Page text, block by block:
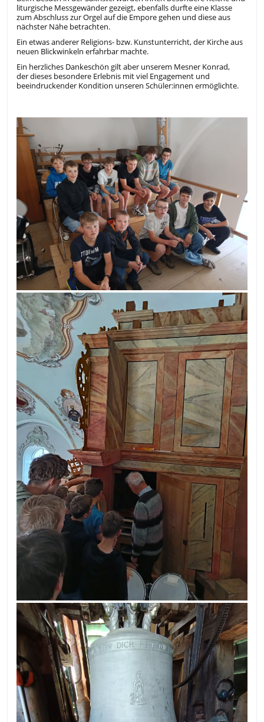
liturgische Messgewänder gezeigt, ebenfalls durfte eine Klasse
zum Abschluss zur Orgel auf die Empore gehen und diese aus
nächster Nähe betrachten.
Ein etwas anderer Religions- bzw. Kunstunterricht, der Kirche aus
neuen Blickwinkeln erfahrbar machte.
Ein herzliches Dankeschön gilt aber unserem Mesner Konrad,
der dieses besondere Erlebnis mit viel Engagement und
beeindruckender Kondition unseren Schüler:innen ermöglichte.